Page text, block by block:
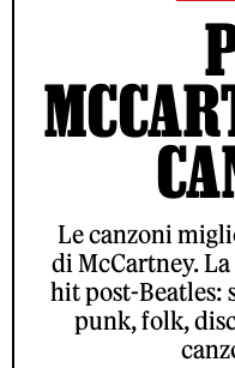
Le canzoni
di McCartney.
hit post-Beatles:
punk, folk,